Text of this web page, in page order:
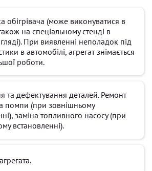
обігрівача (може виконуватися в
на спеціальному стенді в
При виявленні неполадок під
в автомобілі, агрегат знімається
роботи.
та дефектування деталей. Ремонт
помпи (при зовнішньому
заміна топливного насосу (при
встановленні).